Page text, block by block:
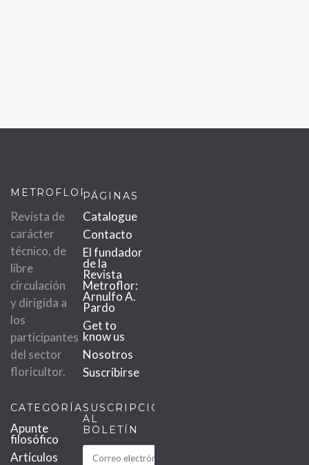
METROFLOR
Revista de
carácter
técnico, de
libre
circulación
y dirigida a
los
participantes
del sector
floricultor.
PÁGINAS
Catalogue
Contacto
El fundador
de la
Revista
Metroflor:
Arnulfo A.
Pardo
Get to
know us
Nosotros
Suscribirse
CATEGORÍAS
Apunte
filosófico
Artículos
SUSCRIPCIÓN
AL
BOLETÍN